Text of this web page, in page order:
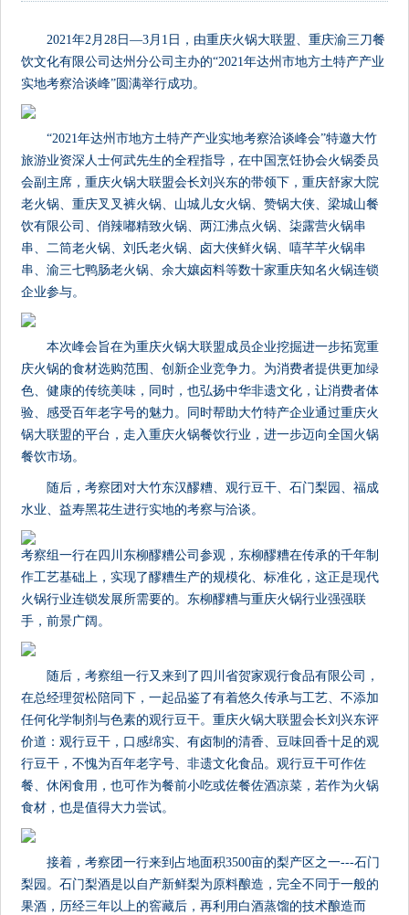
2021年2月28日—3月1日，由重庆火锅大联盟、重庆渝三刀餐
饮文化有限公司达州分公司主办的“2021年达州市地方土特产产业
实地考察洽谈峰”圆满举行成功。
“2021年达州市地方土特产产业实地考察洽谈峰会”特邀大竹
旅游业资深人士何武先生的全程指导，在中国烹饪协会火锅委员
会副主席，重庆火锅大联盟会长刘兴东的带领下，重庆舒家大院
老火锅、重庆叉叉裤火锅、山城儿女火锅、赞锅大侠、梁城山餐
饮有限公司、俏辣嘟精致火锅、两江沸点火锅、柒露营火锅串
串、二筒老火锅、刘氏老火锅、卤大侠鲜火锅、嘻芊芊火锅串
串、渝三七鸭肠老火锅、余大孃卤料等数十家重庆知名火锅连锁
企业参与。
本次峰会旨在为重庆火锅大联盟成员企业挖掘进一步拓宽重
庆火锅的食材选购范围、创新企业竞争力。为消费者提供更加绿
色、健康的传统美味，同时，也弘扬中华非遗文化，让消费者体
验、感受百年老字号的魅力。同时帮助大竹特产企业通过重庆火
锅大联盟的平台，走入重庆火锅餐饮行业，进一步迈向全国火锅
餐饮市场。
随后，考察团对大竹东汉醪糟、观行豆干、石门梨园、福成
水业、益寿黑花生进行实地的考察与洽谈。
考察组一行在四川东柳醪糟公司参观，东柳醪糟在传承的千年制
作工艺基础上，实现了醪糟生产的规模化、标准化，这正是现代
火锅行业连锁发展所需要的。东柳醪糟与重庆火锅行业强强联
手，前景广阔。
随后，考察组一行又来到了四川省贺家观行食品有限公司，
在总经理贺松陪同下，一起品鉴了有着悠久传承与工艺、不添加
任何化学制剂与色素的观行豆干。重庆火锅大联盟会长刘兴东评
价道：观行豆干，口感绵实、有卤制的清香、豆味回香十足的观
行豆干，不愧为百年老字号、非遗文化食品。观行豆干可作佐
餐、休闲食用，也可作为餐前小吃或佐餐佐酒凉菜，若作为火锅
食材，也是值得大力尝试。
接着，考察团一行来到占地面积3500亩的梨产区之一---石门
梨园。石门梨酒是以自产新鲜梨为原料酿造，完全不同于一般的
果酒，历经三年以上的窖藏后，再利用白酒蒸馏的技术酿造而